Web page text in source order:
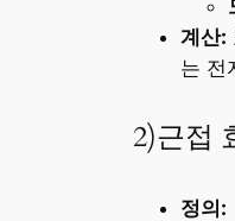
계산:
는 전
2)근접
정의: